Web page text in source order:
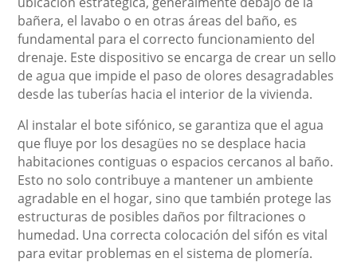
bañera, el lavabo o en otras áreas del baño, es
fundamental para el correcto funcionamiento del
drenaje. Este dispositivo se encarga de crear un sello
de agua que impide el paso de olores desagradables
desde las tuberías hacia el interior de la vivienda.
Al instalar el bote sifónico, se garantiza que el agua
que fluye por los desagües no se desplace hacia
habitaciones contiguas o espacios cercanos al baño.
Esto no solo contribuye a mantener un ambiente
agradable en el hogar, sino que también protege las
estructuras de posibles daños por filtraciones o
humedad. Una correcta colocación del sifón es vital
para evitar problemas en el sistema de plomería.